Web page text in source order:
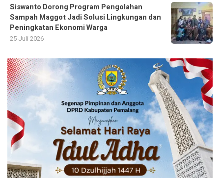
Siswanto Dorong Program Pengolahan
Sampah Maggot Jadi Solusi Lingkungan dan
Peningkatan Ekonomi Warga
25 Juli 2026